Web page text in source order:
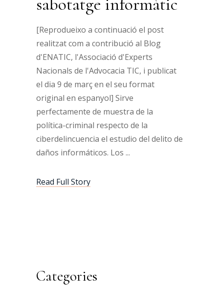
[Reprodueixo a continuació el post
realitzat com a contribució al Blog
d'ENATIC, l'Associació d'Experts
Nacionals de l'Advocacia TIC, i publicat
el dia 9 de març en el seu format
original en espanyol] Sirve
perfectamente de muestra de la
política-criminal respecto de la
ciberdelincuencia el estudio del delito de
daños informáticos. Los
Read Full Story
Categories